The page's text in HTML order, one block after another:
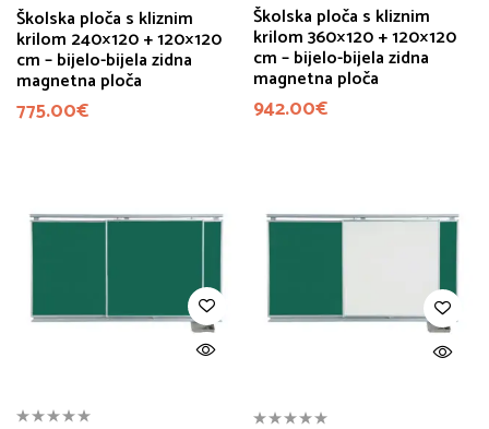
Školska ploča s kliznim
krilom 240×120 + 120×120
cm – bijelo-bijela zidna
magnetna ploča
775.00€
Školska ploča s kliznim
krilom 360×120 + 120×120
cm – bijelo-bijela zidna
magnetna ploča
942.00€